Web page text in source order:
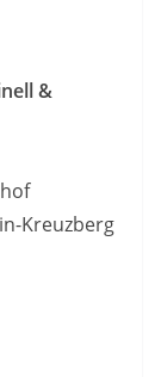
&
Kreuzberg